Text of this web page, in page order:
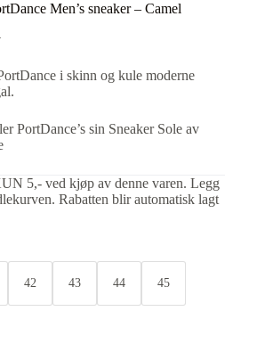
Men’s sneaker – Camel
i skinn og kule moderne
PortDance’s sin Sneaker Sole av
5,- ved kjøp av denne varen. Legg
Rabatten blir automatisk lagt
42 43 44 45